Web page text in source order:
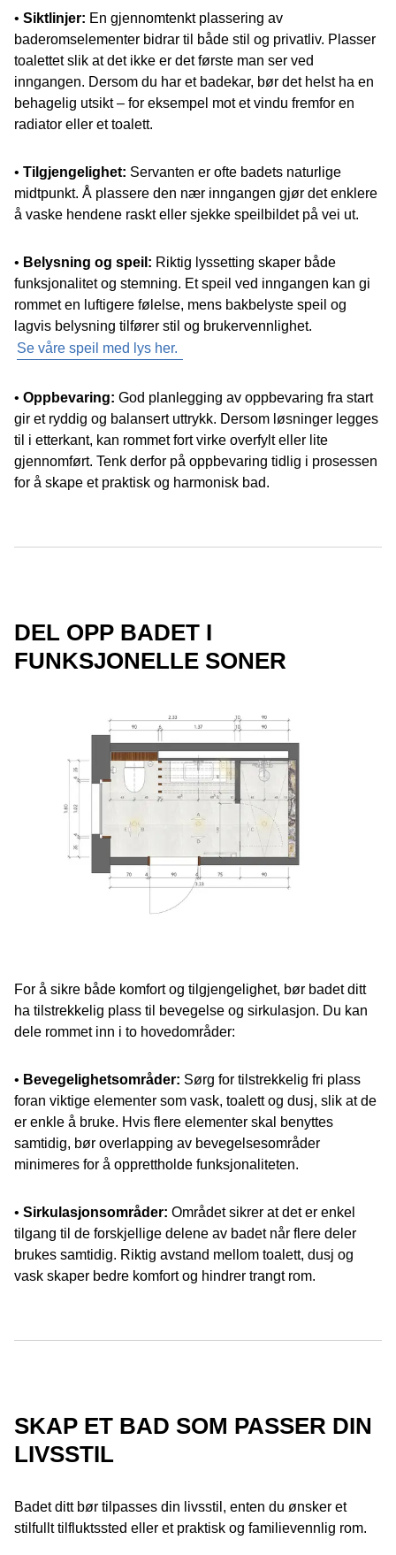
• Siktlinjer: En gjennomtenkt plassering av
baderomselementer bidrar til både stil og privatliv. Plasser
toalettet slik at det ikke er det første man ser ved
inngangen. Dersom du har et badekar, bør det helst ha en
behagelig utsikt – for eksempel mot et vindu fremfor en
radiator eller et toalett.
• Tilgjengelighet: Servanten er ofte badets naturlige
midtpunkt. Å plassere den nær inngangen gjør det enklere
å vaske hendene raskt eller sjekke speilbildet på vei ut.
• Belysning og speil: Riktig lyssetting skaper både
funksjonalitet og stemning. Et speil ved inngangen kan gi
rommet en luftigere følelse, mens bakbelyste speil og
lagvis belysning tilfører stil og brukervennlighet.
Se våre speil med lys her.
• Oppbevaring: God planlegging av oppbevaring fra start
gir et ryddig og balansert uttrykk. Dersom løsninger legges
til i etterkant, kan rommet fort virke overfylt eller lite
gjennomført. Tenk derfor på oppbevaring tidlig i prosessen
for å skape et praktisk og harmonisk bad.
DEL OPP BADET I
FUNKSJONELLE SONER
For å sikre både komfort og tilgjengelighet, bør badet ditt
ha tilstrekkelig plass til bevegelse og sirkulasjon. Du kan
dele rommet inn i to hovedområder:
• Bevegelighetsområder: Sørg for tilstrekkelig fri plass
foran viktige elementer som vask, toalett og dusj, slik at de
er enkle å bruke. Hvis flere elementer skal benyttes
samtidig, bør overlapping av bevegelsesområder
minimeres for å opprettholde funksjonaliteten.
• Sirkulasjonsområder: Området sikrer at det er enkel
tilgang til de forskjellige delene av badet når flere deler
brukes samtidig. Riktig avstand mellom toalett, dusj og
vask skaper bedre komfort og hindrer trangt rom.
SKAP ET BAD SOM PASSER DIN
LIVSSTIL
Badet ditt bør tilpasses din livsstil, enten du ønsker et
stilfullt tilfluktssted eller et praktisk og familievennlig rom.